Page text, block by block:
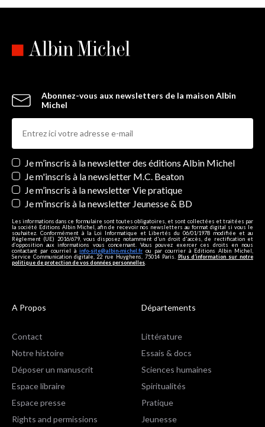
Abonnez-vous aux newsletters de la maison Albin
Michel
Newsletters
Je m’inscris à la newsletter des éditions Albin Michel
Je m'inscris à la newsletter M.C. Beaton
Je m’inscris à la newsletter Vie pratique
Je m’inscris à la newsletter Jeunesse & BD
Les informations dans ce formulaire sont toutes obligatoires, et sont collectées et traitées par
la société Editions Albin Michel, afin de recevoir nos newsletters au format digital si vous le
souhaitez. Conformément à la Loi Informatique et Libertés du 06/01/1978 modifiée et au
Règlement (UE) 2016/679, vous disposez notamment d'un droit d'accès, de rectification et
d’opposition aux informations vous concernant. Vous pouvez exercer ces droits en nous
contactant par courriel à info-site@albin-michel.fr ou par courrier à Editions Albin Michel,
Service Communication digitale, 22 rue Huyghens, 75014 Paris. Plus d’information sur notre
politique de protection de vos données personnelles
A Propos
Contact
Notre histoire
Déposer un manuscrit
Espace libraire
Espace presse
Rights and permissions
Départements
Littérature
Essais & docs
Sciences humaines
Spiritualités
Pratique
Jeunesse